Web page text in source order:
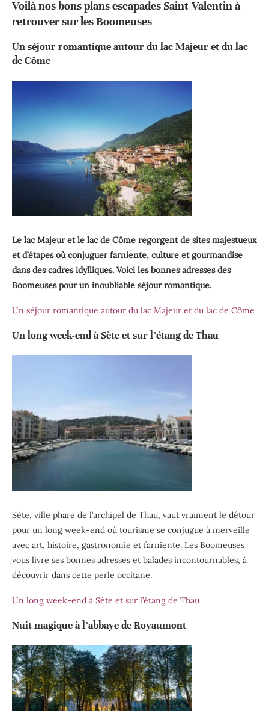
Voilà nos bons plans escapades Saint-Valentin à
retrouver sur les Boomeuses
Un séjour romantique autour du lac Majeur et du lac
de Côme
Le lac Majeur et le lac de Côme regorgent de sites majestueux
et d’étapes où conjuguer farniente, culture et gourmandise
dans des cadres idylliques. Voici les bonnes adresses des
Boomeuses pour un inoubliable séjour romantique.
Un séjour romantique autour du lac Majeur et du lac de Côme
Un long week-end à Sète et sur l’étang de Thau
Sète, ville phare de l’archipel de Thau, vaut vraiment le détour
pour un long week-end où tourisme se conjugue à merveille
avec art, histoire, gastronomie et farniente. Les Boomeuses
vous livre ses bonnes adresses et balades incontournables, à
découvrir dans cette perle occitane.
Un long week-end à Sète et sur l’étang de Thau
Nuit magique à l’abbaye de Royaumont